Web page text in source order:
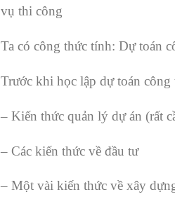
vụ thi công
Ta có công thức tính: Dự toán
Trước khi học lập dự toán
– Kiến thức quản lý dự án (rất
– Các kiến thức về đầu tư
– Một vài kiến thức về xây